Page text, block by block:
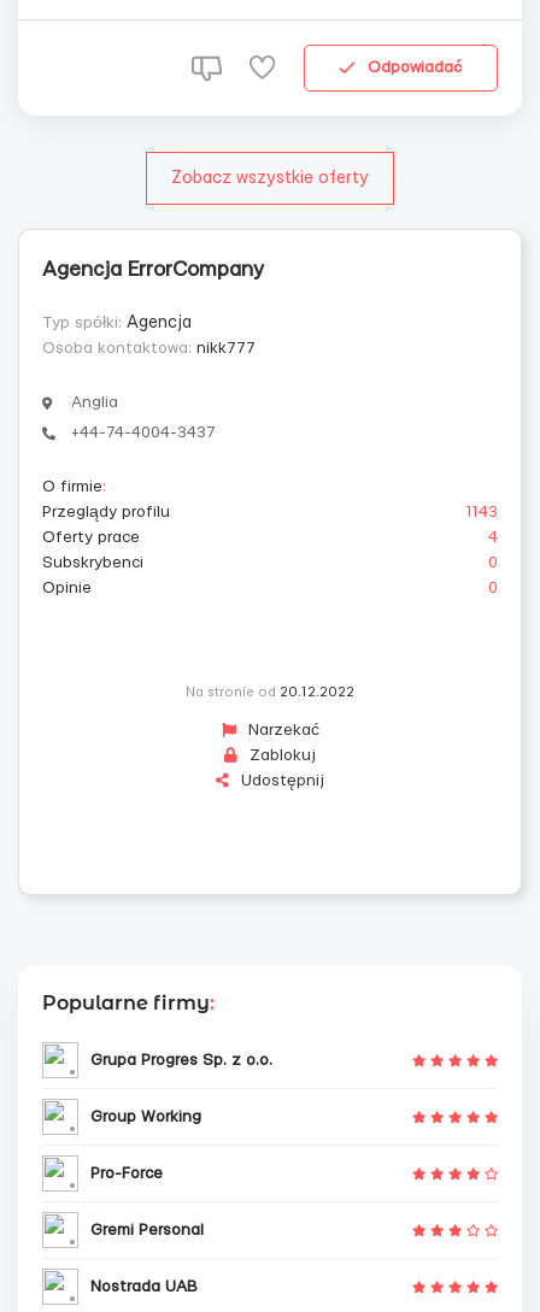
пунктуальность. Работа при производстве проду...
Odpowiadać
Zobacz wszystkie oferty
Agencja ErrorCompany
Typ spółki: Agencja
Osoba kontaktowa: nikk777
Anglia
+44-74-4004-3437
O firmie:
Przeglądy profilu
1143
Oferty prace
4
Subskrybenci
0
Opinie
0
Na stronie od 20.12.2022
Narzekać
Zablokuj
Udostępnij
Popularne firmy:
Grupa Progres Sp. z o.o.
Group Working
Pro-Force
Gremi Personal
Nostrada UAB